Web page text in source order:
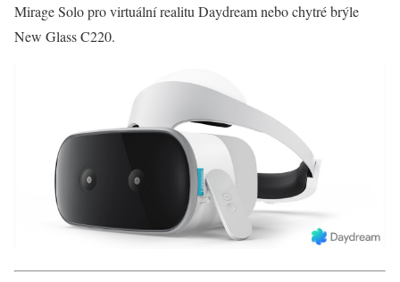
Mirage Solo pro virtuální realitu Daydream nebo chytré brýle
New Glass C220.